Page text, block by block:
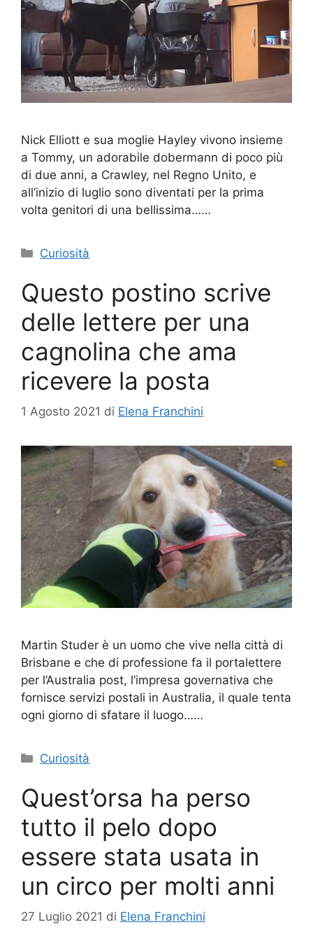
Nick Elliott e sua moglie Hayley vivono insieme
a Tommy, un adorabile dobermann di poco più
di due anni, a Crawley, nel Regno Unito, e
all’inizio di luglio sono diventati per la prima
volta genitori di una bellissima……
Categorie
Curiosità
Questo postino scrive
delle lettere per una
cagnolina che ama
ricevere la posta
1 Agosto 2021 di Elena Franchini
Martin Studer è un uomo che vive nella città di
Brisbane e che di professione fa il portalettere
per l’Australia post, l’impresa governativa che
fornisce servizi postali in Australia, il quale tenta
ogni giorno di sfatare il luogo……
Categorie
Curiosità
Quest’orsa ha perso
tutto il pelo dopo
essere stata usata in
un circo per molti anni
27 Luglio 2021 di Elena Franchini